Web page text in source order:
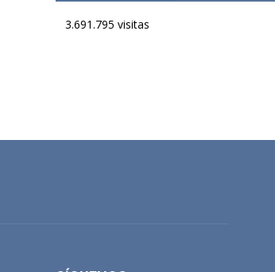
3.691.795 visitas